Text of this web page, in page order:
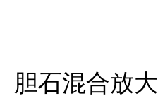
胆石混合放